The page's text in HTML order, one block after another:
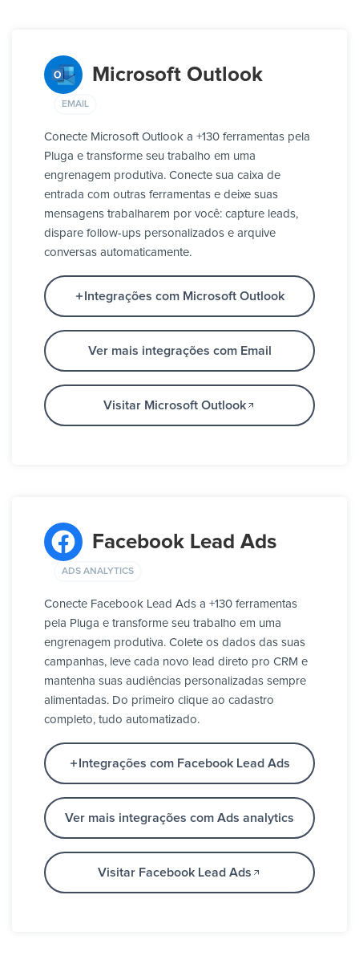
Microsoft Outlook
EMAIL
Conecte Microsoft Outlook a +130 ferramentas pela
Pluga e transforme seu trabalho em uma
engrenagem produtiva. Conecte sua caixa de
entrada com outras ferramentas e deixe suas
mensagens trabalharem por você: capture leads,
dispare follow-ups personalizados e arquive
conversas automaticamente.
Integrações com Microsoft Outlook
Ver mais integrações com Email
Visitar Microsoft Outlook
Facebook Lead Ads
ADS ANALYTICS
Conecte Facebook Lead Ads a +130 ferramentas
pela Pluga e transforme seu trabalho em uma
engrenagem produtiva. Colete os dados das suas
campanhas, leve cada novo lead direto pro CRM e
mantenha suas audiências personalizadas sempre
alimentadas. Do primeiro clique ao cadastro
completo, tudo automatizado.
Integrações com Facebook Lead Ads
Ver mais integrações com Ads analytics
Visitar Facebook Lead Ads